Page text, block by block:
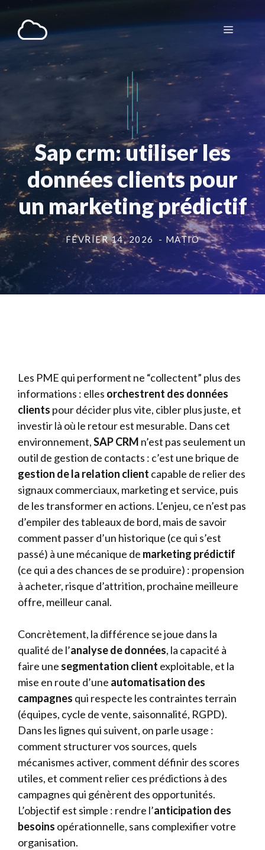
contenu
Menu
Sap crm: utiliser les
données clients pour
un marketing prédictif
FÉVRIER 14, 2026 - MATIO
Les PME qui performent ne “collectent” plus des
informations : elles orchestrent des données
clients pour décider plus vite, cibler plus juste, et
investir là où le retour est mesurable. Dans cet
environnement,SAP CRM n’est pas seulement un
outil de gestion de contacts : c’est une brique de
gestion de la relation client capable de relier des
signaux commerciaux, marketing et service, puis
de les transformer en actions. L’enjeu, ce n’est pas
d’empiler des tableaux de bord, mais de savoir
comment passer d’un historique (ce qui s’est
passé) à une mécanique de marketing prédictif
(ce qui a des chances de se produire) : propension
à acheter, risque d’attrition, prochaine meilleure
offre, meilleur canal.
Concrètement, la différence se joue dans la
qualité de l’analyse de données, la capacité à
faire une segmentation client exploitable, et la
mise en route d’une automatisation des
campagnes qui respecte les contraintes terrain
(équipes, cycle de vente, saisonnalité, RGPD).
Dans les lignes qui suivent, on parle usage :
comment structurer vos sources, quels
mécanismes activer, comment définir des scores
utiles, et comment relier ces prédictions à des
campagnes qui génèrent des opportunités.
L’objectif est simple : rendre l’anticipation des
besoins opérationnelle, sans complexifier votre
organisation.